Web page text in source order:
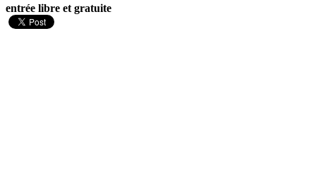
entrée libre et gratuite